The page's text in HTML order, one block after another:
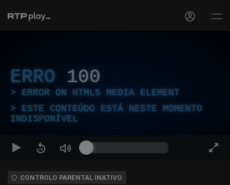
ERRO 100
ERROR ON HTML5 MEDIA ELEMENT
ESTE CONTEÚDO ESTÁ NESTE MOMENTO
INDISPONÍVEL
CONTROLO PARENTAL INATIVO